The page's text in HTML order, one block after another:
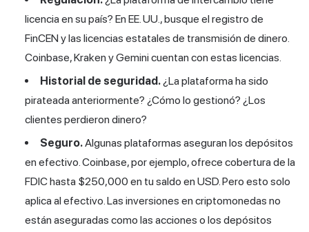
licencia en su país? En EE. UU., busque el registro de
FinCEN y las licencias estatales de transmisión de dinero.
Coinbase, Kraken y Gemini cuentan con estas licencias.
Historial de seguridad.¿La plataforma ha sido
pirateada anteriormente? ¿Cómo lo gestionó? ¿Los
clientes perdieron dinero?
Seguro.Algunas plataformas aseguran los depósitos
en efectivo. Coinbase, por ejemplo, ofrece cobertura de la
FDIC hasta $250,000 en tu saldo en USD. Pero esto solo
aplica al efectivo. Las inversiones en criptomonedas no
están aseguradas como las acciones o los depósitos